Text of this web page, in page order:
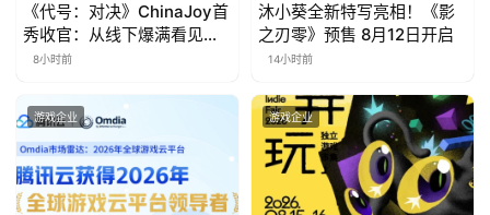
3
0
日
游
茶
《代号：对决》ChinaJoy首
秀收官：从线下爆满看见玩
家的真实期待
8小时前
沐小葵全新特写亮相！《影
之刃零》预售 8月12日开启
14小时前
游戏企业 游戏企业